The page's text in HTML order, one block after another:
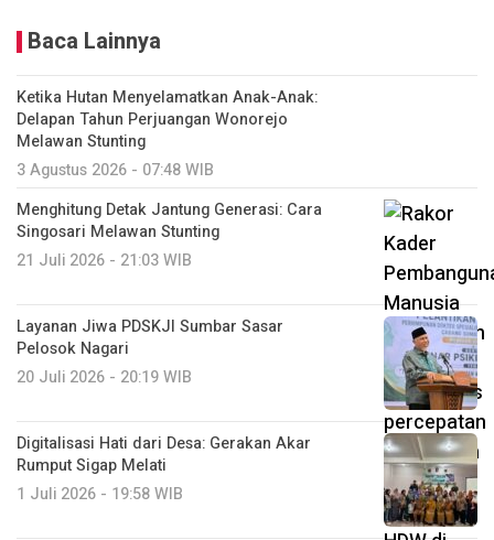
Baca Lainnya
Ketika Hutan Menyelamatkan Anak-Anak:
Delapan Tahun Perjuangan Wonorejo
Melawan Stunting
3 Agustus 2026 - 07:48 WIB
Menghitung Detak Jantung Generasi: Cara
Singosari Melawan Stunting
21 Juli 2026 - 21:03 WIB
Layanan Jiwa PDSKJI Sumbar Sasar
Pelosok Nagari
20 Juli 2026 - 20:19 WIB
Digitalisasi Hati dari Desa: Gerakan Akar
Rumput Sigap Melati
1 Juli 2026 - 19:58 WIB